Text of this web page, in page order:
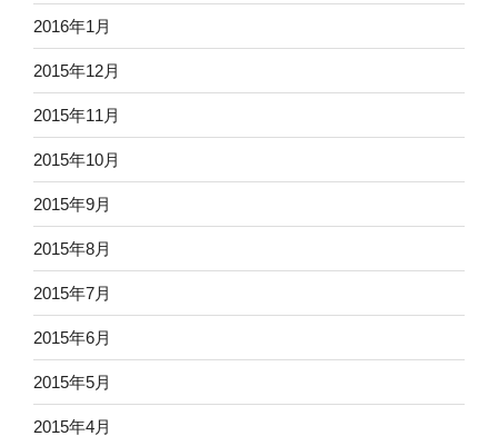
2016年1月
2015年12月
2015年11月
2015年10月
2015年9月
2015年8月
2015年7月
2015年6月
2015年5月
2015年4月